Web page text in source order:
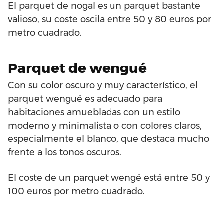
El parquet de nogal es un parquet bastante
valioso, su coste oscila entre 50 y 80 euros por
metro cuadrado.
Parquet de wengué
Con su color oscuro y muy característico, el
parquet wengué es adecuado para
habitaciones amuebladas con un estilo
moderno y minimalista o con colores claros,
especialmente el blanco, que destaca mucho
frente a los tonos oscuros.
El coste de un parquet wengé está entre 50 y
100 euros por metro cuadrado.